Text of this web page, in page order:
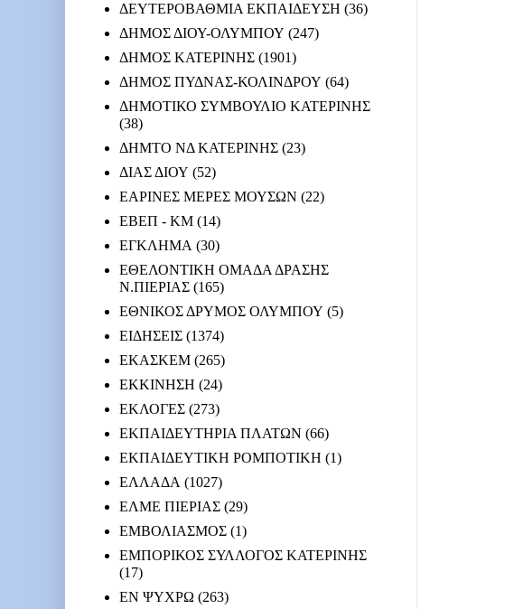
ΔΕΥΤΕΡΟΒΑΘΜΙΑ ΕΚΠΑΙΔΕΥΣΗ (36)
ΔΗΜΟΣ ΔΙΟΥ-ΟΛΥΜΠΟΥ (247)
ΔΗΜΟΣ ΚΑΤΕΡΙΝΗΣ (1901)
ΔΗΜΟΣ ΠΥΔΝΑΣ-ΚΟΛΙΝΔΡΟΥ (64)
ΔΗΜΟΤΙΚΟ ΣΥΜΒΟΥΛΙΟ ΚΑΤΕΡΙΝΗΣ
(38)
ΔΗΜΤΟ ΝΔ ΚΑΤΕΡΙΝΗΣ (23)
ΔΙΑΣ ΔΙΟΥ (52)
ΕΑΡΙΝΕΣ ΜΕΡΕΣ ΜΟΥΣΩΝ (22)
ΕΒΕΠ - ΚΜ (14)
ΕΓΚΛΗΜΑ (30)
ΕΘΕΛΟΝΤΙΚΗ ΟΜΑΔΑ ΔΡΑΣΗΣ
Ν.ΠΙΕΡΙΑΣ (165)
ΕΘΝΙΚΟΣ ΔΡΥΜΟΣ ΟΛΥΜΠΟΥ (5)
ΕΙΔΗΣΕΙΣ (1374)
ΕΚΑΣΚΕΜ (265)
ΕΚΚΙΝΗΣΗ (24)
ΕΚΛΟΓΕΣ (273)
ΕΚΠΑΙΔΕΥΤΗΡΙΑ ΠΛΑΤΩΝ (66)
ΕΚΠΑΙΔΕΥΤΙΚΗ ΡΟΜΠΟΤΙΚΗ (1)
ΕΛΛΑΔΑ (1027)
ΕΛΜΕ ΠΙΕΡΙΑΣ (29)
ΕΜΒΟΛΙΑΣΜΟΣ (1)
ΕΜΠΟΡΙΚΟΣ ΣΥΛΛΟΓΟΣ ΚΑΤΕΡΙΝΗΣ
(17)
ΕΝ ΨΥΧΡΩ (263)